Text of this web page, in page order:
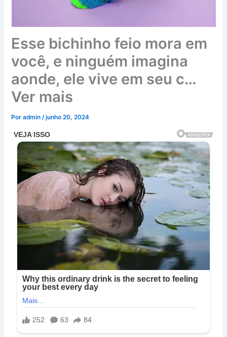
Esse bichinho feio mora em
você, e ninguém imagina
aonde, ele vive em seu c…
Ver mais
Poradmin/junho 20, 2024